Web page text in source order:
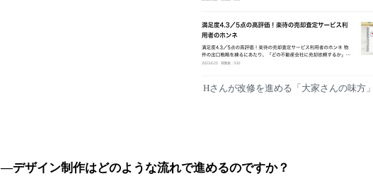
Hさんが改修を進める「大家さんの味方
―デザイン制作はどのような流れで進めるのですか？